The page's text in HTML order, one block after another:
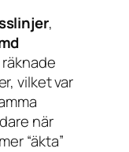
,
vilket var
när
“äkta”